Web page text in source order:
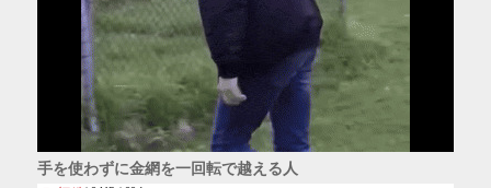
手を使わずに金網を一回転で越える人